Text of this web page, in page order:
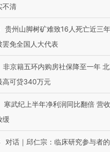
四届链博
“链”接产
【特别呈现】寻找100种
有意思的生活方式·第三对
不清
贵州山脚树矿难致16人死亡近三
罢免全国人大代表
非京籍五环内购房社保降至一年
高可贷340万元
寒武纪上半年净利润同比翻倍 营
缓
对话｜邱仁宗：临床研究参与者